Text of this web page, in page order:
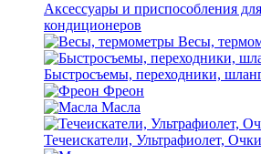
Аксессуары и приспособления
кондиционеров
Весы,
Быстросъемы, переходники,
Фреон
Масла
Течеискатели, Ультрафиолет,